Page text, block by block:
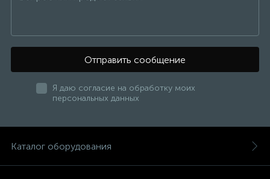
Отправить сообщение
Я даю согласие на обработку моих
персональных данных
Каталог оборудования